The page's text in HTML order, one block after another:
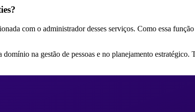
com o administrador desses serviços. Como essa
na gestão de pessoas e no planejamento